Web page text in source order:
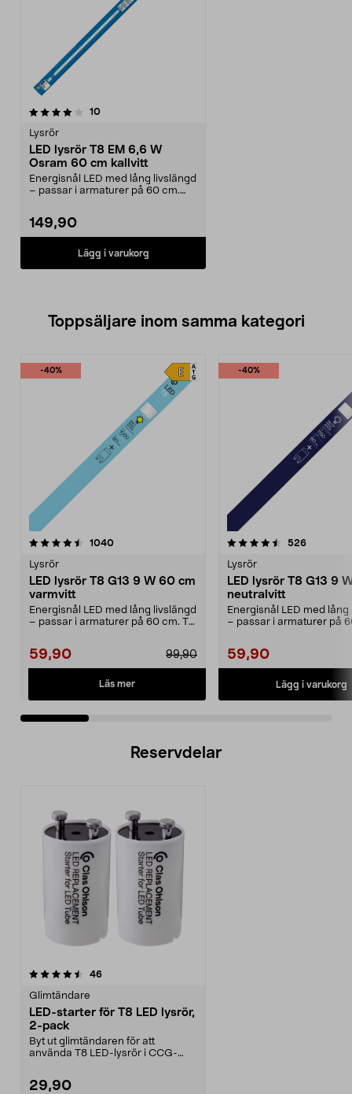
10recensioner
Lysrör
LED lysrör T8 EM 6,6 W
Osram 60 cm kallvitt
Energisnål LED med lång livslängd
– passar i armaturer på 60 cm.
149,90
Lägg i varukorg
Toppsäljare inom samma kategori
-40%
1040recensioner
Lysrör
LED lysrör T8 G13 9 W 60 cm
varmvitt
Energisnål LED med lång livslängd
– passar i armaturer på 60 cm. T8
59,90 99,90
Läs mer
-40%
4.5 av 5 stjärnor 526
Lysrör
LED lysrör T8 G13 9
neutralvitt
Energisnål LED med
– passar i armaturer på
59,90
Lägg i varukorg
4.5 av 5 stjärnor
Reservdelar
46recensioner
Glimtändare
LED-starter för T8 LED lysrör,
2-pack
Byt ut glimtändaren för att
använda T8 LED-lysrör i CCG-
29,90